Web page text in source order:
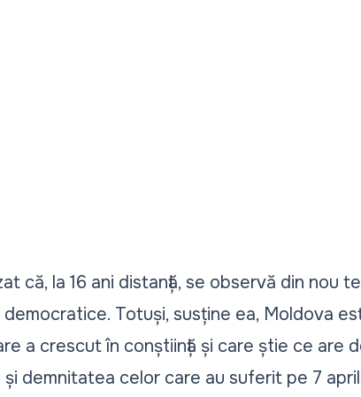
că, la 16 ani distanță, se observă din nou
Totuși, susține ea, Moldova
a crescut în conștiință și care știe ce are
demnitatea celor care au suferit pe 7